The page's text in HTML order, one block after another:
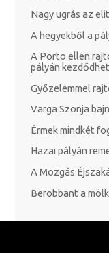
Nagy ugrás az
A hegyekből a
A Porto ellen
pályán
Győzelemmel
Varga Szonja
Érmek mindkét
Hazai pályán
A Mozgás
Berobbant a